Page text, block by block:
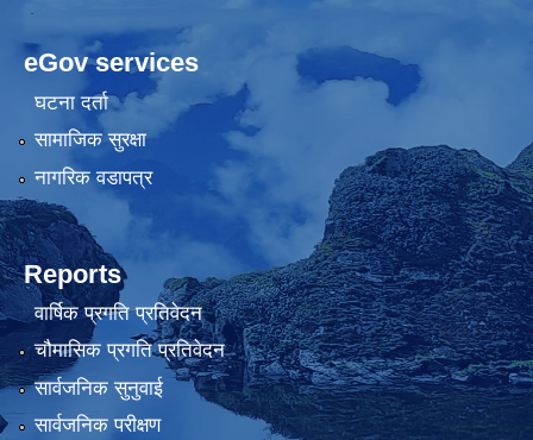
eGov services
घटना दर्ता
सामाजिक सुरक्षा
नागरिक वडापत्र
Reports
वार्षिक प्रगति प्रतिवेदन
चौमासिक प्रगति प्रतिवेदन
सार्वजनिक सुनुवाई
सार्वजनिक परीक्षण